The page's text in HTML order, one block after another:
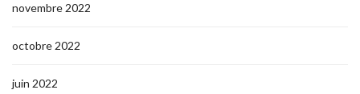
novembre 2022
octobre 2022
juin 2022